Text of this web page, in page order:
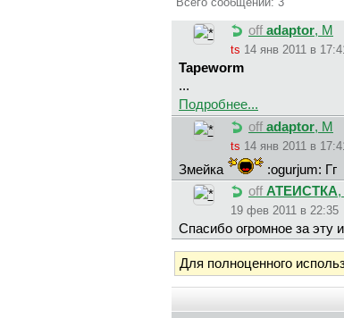
off adaptor, М
ts 14 янв 2011 в
Tapeworm
...
Подробнее...
off adaptor, М
ts 14 янв 2011 в
Змейка
:ogurjum: Гг
off АТЕИСТКА
19 фев 2011 в 22:35
Спасибо огромное за эту
Для полноценного